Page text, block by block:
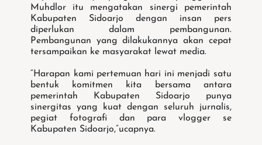
Muhdlor itu mengatakan sinergi pemerintah
Kabupaten Sidoarjo dengan insan pers
diperlukan dalam pembangunan.
Pembangunan yang dilakukannya akan cepat
tersampaikan ke masyarakat lewat media.
“Harapan kami pertemuan hari ini menjadi satu
bentuk komitmen kita bersama antara
pemerintah Kabupaten Sidoarjo punya
sinergitas yang kuat dengan seluruh jurnalis,
pegiat fotografi dan para vlogger se
Kabupaten Sidoarjo,”ucapnya.